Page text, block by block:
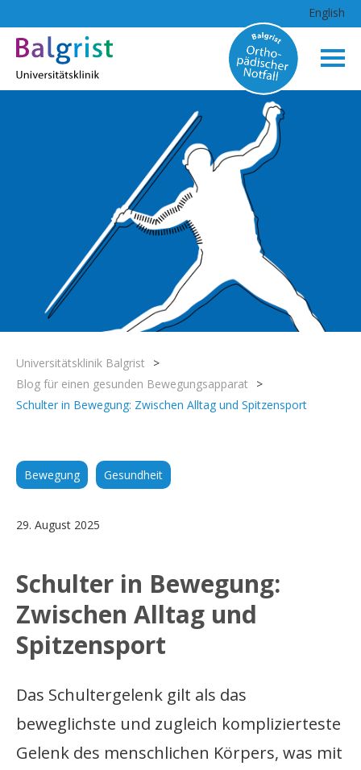
English
Universitätsklinik Balgrist
>
Blog für einen gesunden Bewegungsapparat
>
Schulter in Bewegung: Zwischen Alltag und Spitzensport
Bewegung Gesundheit
29. August 2025
Schulter in Bewegung:
Zwischen Alltag und
Spitzensport
Das Schultergelenk gilt als das
beweglichste und zugleich komplizierteste
Gelenk des menschlichen Körpers, was mit